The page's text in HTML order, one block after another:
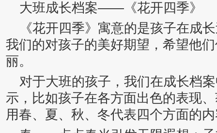
大班成长档案——《花开四季》
《花开四季》寓意的是孩子在成
我们的对孩子的美好期望，希望他
丽。
对于大班的孩子，我们在成长档
示，比如孩子在各方面出色的表现
用春、夏、秋、冬代表四个方面的